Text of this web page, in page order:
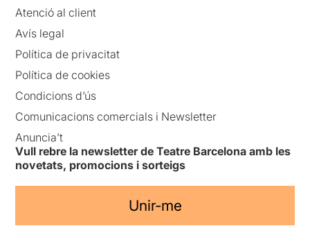
Atenció al client
Avís legal
Política de privacitat
Política de cookies
Condicions d’ús
Comunicacions comercials i Newsletter
Anuncia’t
Vull rebre la newsletter de Teatre Barcelona amb les
novetats, promocions i sorteigs
Unir-me